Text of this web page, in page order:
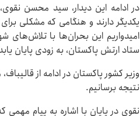
در ادامه این دیدار، سید محسن نقوی،
یکدیگر دارند و هنگامی که مشکلی
امیدواریم این بحران‌ها با
ستاد ارتش پاکستان، به زودی پایان
وزیر کشور پاکستان در ادامه از
نتیجه برسانیم.
نقوی در پایان با اشاره به پیام